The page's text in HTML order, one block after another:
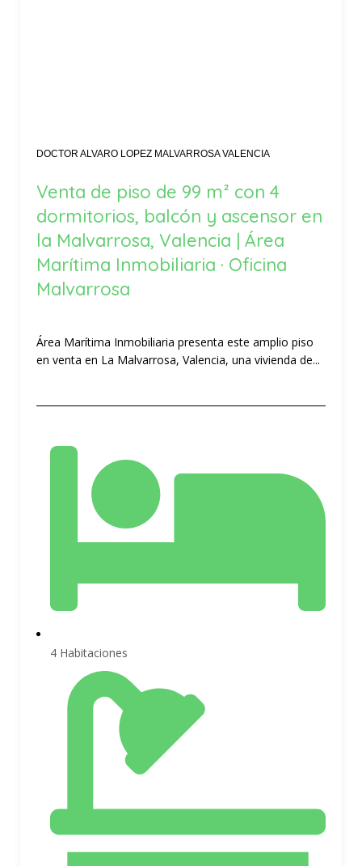
DOCTOR ALVARO LOPEZ MALVARROSA VALENCIA
Venta de piso de 99 m² con 4
dormitorios, balcón y ascensor en
la Malvarrosa, Valencia | Área
Marítima Inmobiliaria · Oficina
Malvarrosa
Área Marítima Inmobiliaria presenta este amplio piso
en venta en La Malvarrosa, Valencia, una vivienda de...
4 Habitaciones